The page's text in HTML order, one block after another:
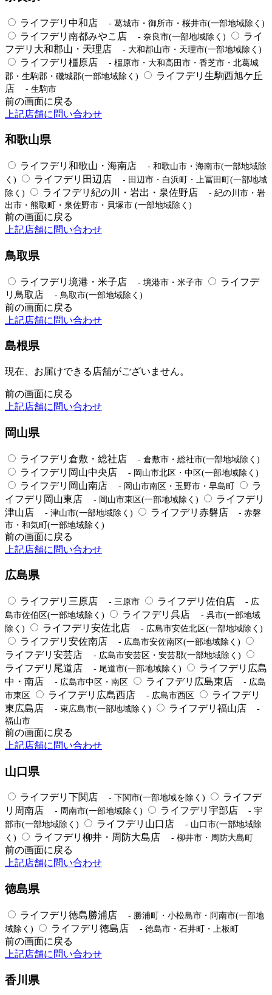
ライフデリ中和店 - 葛城市・御所市・桜井市(一部地域除く)
ライフデリ南都みやこ店 - 奈良市(一部地域除く)
ライ
フデリ大和郡山・天理店
- 大和郡山市・天理市(一部地域除く)
ライフデリ橿原店
- 橿原市・大和高田市・香芝市・北葛城
郡・生駒郡・磯城郡(一部地域除く)
ライフデリ生駒西旭ケ丘
店
- 生駒市
前の画面に戻る
上記店舗に問い合わせ
和歌山県
ライフデリ和歌山・海南店
- 和歌山市・海南市(一部地域除
く)
ライフデリ田辺店
- 田辺市・白浜町・上冨田町(一部地域
除く)
ライフデリ紀の川・岩出・泉佐野店
- 紀の川市・岩
出市・熊取町・泉佐野市・貝塚市 (一部地域除く)
前の画面に戻る
上記店舗に問い合わせ
鳥取県
ライフデリ境港・米子店 - 境港市・米子市
ライフデ
リ鳥取店
- 鳥取市(一部地域除く)
前の画面に戻る
上記店舗に問い合わせ
島根県
現在、お届けできる店舗がございません。
前の画面に戻る
上記店舗に問い合わせ
岡山県
ライフデリ倉敷・総社店 - 倉敷市・総社市(一部地域除く)
ライフデリ岡山中央店 - 岡山市北区・中区(一部地域除く)
ライフデリ岡山南店 - 岡山市南区・玉野市・早島町
ラ
イフデリ岡山東店
- 岡山市東区(一部地域除く)
ライフデリ
津山店
- 津山市(一部地域除く) ライフデリ赤磐店
- 赤磐
市・和気町(一部地域除く)
前の画面に戻る
上記店舗に問い合わせ
広島県
ライフデリ三原店 - 三原市 ライフデリ佐伯店
- 広
島市佐伯区(一部地域除く)
ライフデリ呉店
- 呉市(一部地域
除く)
ライフデリ安佐北店 - 広島市安佐北区(一部地域除く)
ライフデリ安佐南店 - 広島市安佐南区(一部地域除く)
ライフデリ安芸店 - 広島市安芸区・安芸郡(一部地域除く)
ライフデリ尾道店 - 尾道市(一部地域除く)
ライフデリ広島
中・南店
- 広島市中区・南区 ライフデリ広島東店
- 広島
市東区
ライフデリ広島西店 - 広島市西区
ライフデリ
東広島店
- 東広島市(一部地域除く) ライフデリ福山店
-
福山市
前の画面に戻る
上記店舗に問い合わせ
山口県
ライフデリ下関店 - 下関市(一部地域を除く)
ライフデ
リ周南店
- 周南市(一部地域除く) ライフデリ宇部店
- 宇
部市(一部地域除く)
ライフデリ山口店
- 山口市(一部地域除
く)
ライフデリ柳井・周防大島店 - 柳井市・周防大島町
前の画面に戻る
上記店舗に問い合わせ
徳島県
ライフデリ徳島勝浦店
- 勝浦町・小松島市・阿南市(一部地
域除く)
ライフデリ徳島店 - 徳島市・石井町・上板町
前の画面に戻る
上記店舗に問い合わせ
香川県